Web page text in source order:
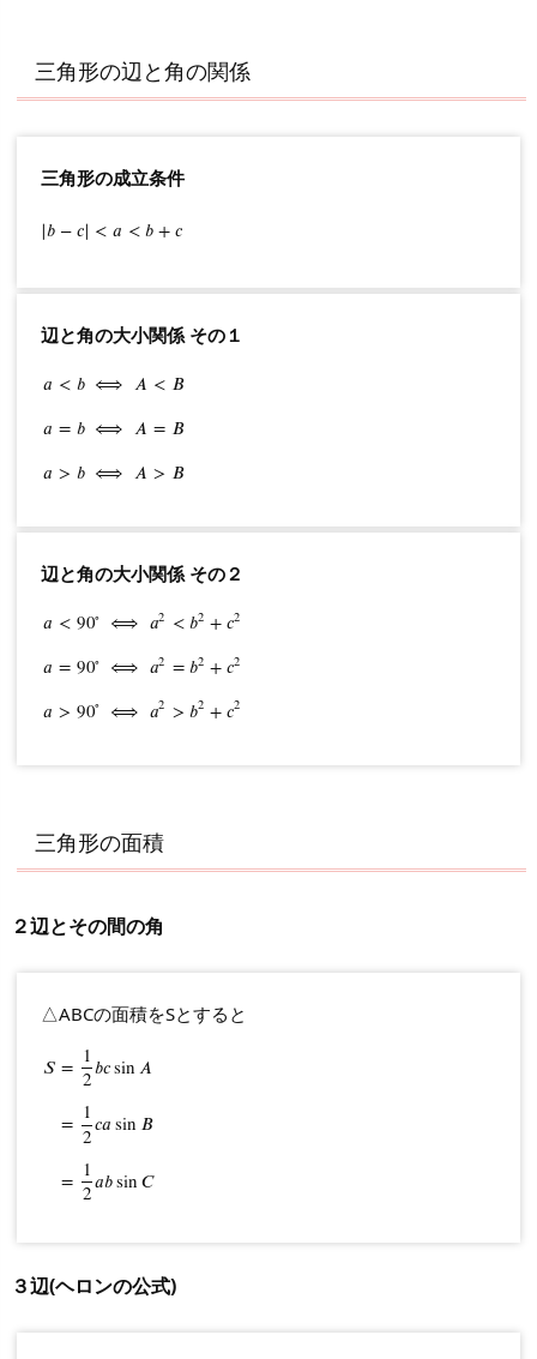
三角形の辺と角の関係
三角形の成立条件
|𝑏 − 𝑐| < 𝑎 < 𝑏 + 𝑐
|b− c|<a <b+c
辺と角の大小関係 その１
𝑎 < 𝑏
𝑎 = 𝑏
𝑎 > 𝑏
⟺ 𝐴 < 𝐵
⟺ 𝐴 = 𝐵
⟺ 𝐴 > 𝐵
a<b ⟺ A< Ba =b ⟺
辺と角の大小関係 その２
𝑎 < 90∘
𝑎 = 90∘
𝑎 > 90∘
⟺ 𝑎2 < 𝑏2 + 𝑐2
⟺ 𝑎2 = 𝑏2 + 𝑐2
⟺ 𝑎2 > 𝑏2 + 𝑐2
a<90∘ ⟺ a <b 2+c2a =90
三角形の面積
２辺とその間の角
△ABCの面積をSとすると
𝑆 = 1
2
𝑏𝑐sin 𝐴
= 1
2
𝑐𝑎 sin 𝐵
= 1
2
𝑎𝑏sin 𝐶
12bcsinA =1
３辺(ヘロンの公式)